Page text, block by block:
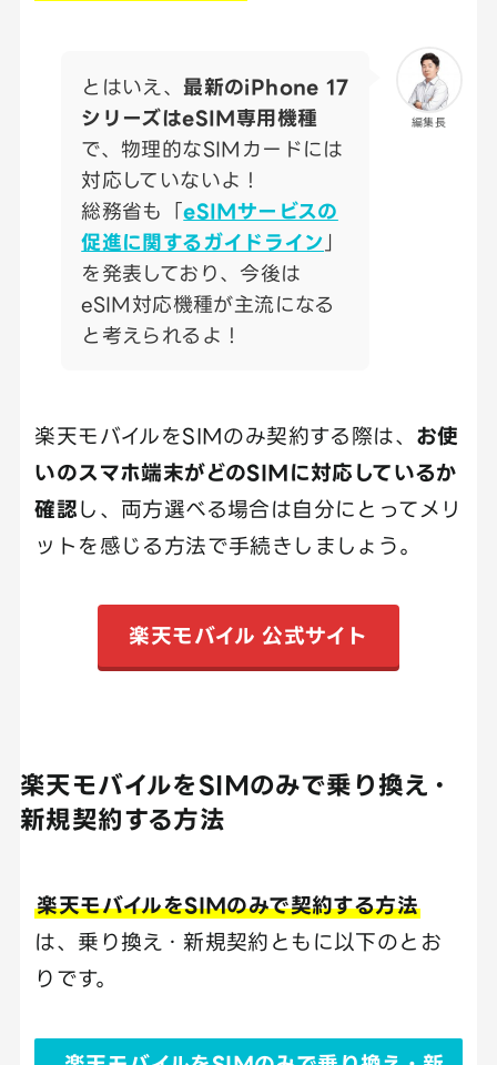
編集長
とはいえ、 最新のiPhone 17
シリーズはeSIM専用機種
で、物理的なSIMカードには
対応していないよ！
総務省も「eSIMサービスの
促進に関するガイドライン
を発表しており、今後は
eSIM対応機種が主流になる
と考えられるよ！
楽天モバイルをSIMのみ契約する際は、 お使
いのスマホ端末がどのSIMに対応しているか
確認し、両方選べる場合は自分にとってメリ
ットを感じる方法で手続きしましょう。
楽天モバイル 公式サイト
楽天モバイルをSIMのみで乗り換え・
新規契約する方法
楽天モバイルをSIMのみで契約する方法
は、乗り換え・新規契約ともに以下のとお
りです。